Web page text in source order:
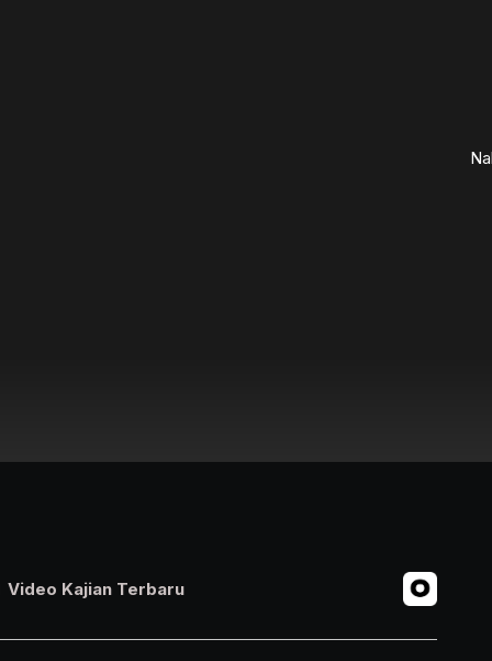
Video Kajian Terbaru